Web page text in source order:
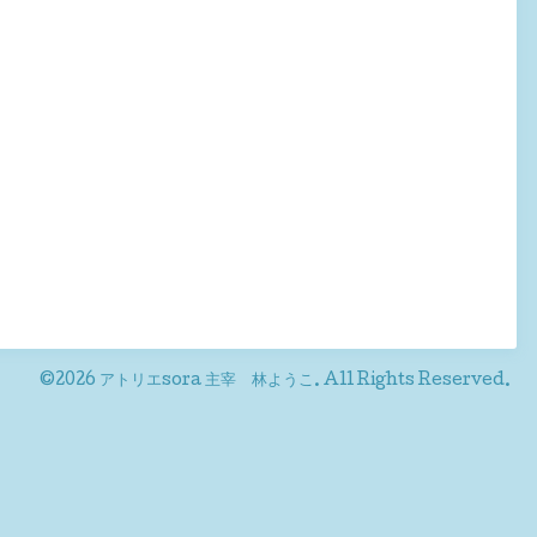
©2026 アトリエsora 主宰 林ようこ . All Rights Reserved.